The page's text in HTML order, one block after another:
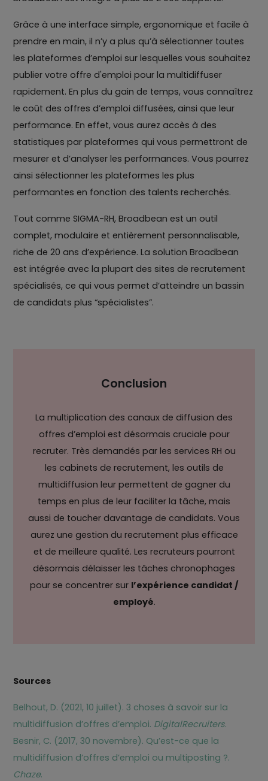
Grâce à une interface simple, ergonomique et facile à
prendre en main, il n’y a plus qu’à sélectionner toutes
les plateformes d’emploi sur lesquelles vous souhaitez
publier votre offre d'emploi pour la multidiffuser
rapidement. En plus du gain de temps, vous connaîtrez
le coût des offres d’emploi diffusées, ainsi que leur
performance. En effet, vous aurez accès à des
statistiques par plateformes qui vous permettront de
mesurer et d’analyser les performances. Vous pourrez
ainsi sélectionner les plateformes les plus
performantes en fonction des talents recherchés.
Tout comme SIGMA-RH, Broadbean est un outil
complet, modulaire et entièrement personnalisable,
riche de 20 ans d’expérience. La solution Broadbean
est intégrée avec la plupart des sites de recrutement
spécialisés, ce qui vous permet d’atteindre un bassin
de candidats plus “spécialistes”.
Conclusion
La multiplication des canaux de diffusion des
offres d’emploi est désormais cruciale pour
recruter. Très demandés par les services RH ou
les cabinets de recrutement, les outils de
multidiffusion leur permettent de gagner du
temps en plus de leur faciliter la tâche, mais
aussi de toucher davantage de candidats. Vous
aurez une gestion du recrutement plus efficace
et de meilleure qualité. Les recruteurs pourront
désormais délaisser les tâches chronophages
pour se concentrer sur l’expérience candidat /
employé.
Sources
Belhout, D. (2021, 10 juillet). 3 choses à savoir sur la
multidiffusion d’offres d’emploi. DigitalRecruiters.
Besnir, C. (2017, 30 novembre). Qu’est-ce que la
multidiffusion d’offres d’emploi ou multiposting ?.
Chaze.